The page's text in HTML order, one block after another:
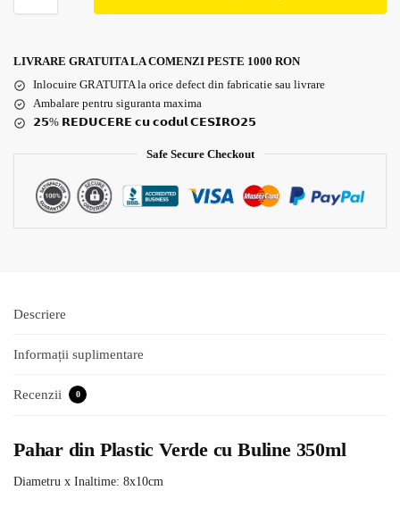
LIVRARE GRATUITA LA COMENZI PESTE 1000 RON
Inlocuire GRATUITA la orice defect din fabricatie sau livrare
Ambalare pentru siguranta maxima
𝟮𝟱% 𝗥𝗘𝗗𝗨𝗖𝗘𝗥𝗘 𝗰𝘂 𝗰𝗼𝗱𝘂𝗹 𝗖𝗘𝗦𝗜𝗥𝗢𝟮𝟱
Safe Secure Checkout
Descriere
Informații suplimentare
Recenzii 0
Pahar din Plastic Verde cu Buline 350ml
Diametru x Inaltime: 8x10cm